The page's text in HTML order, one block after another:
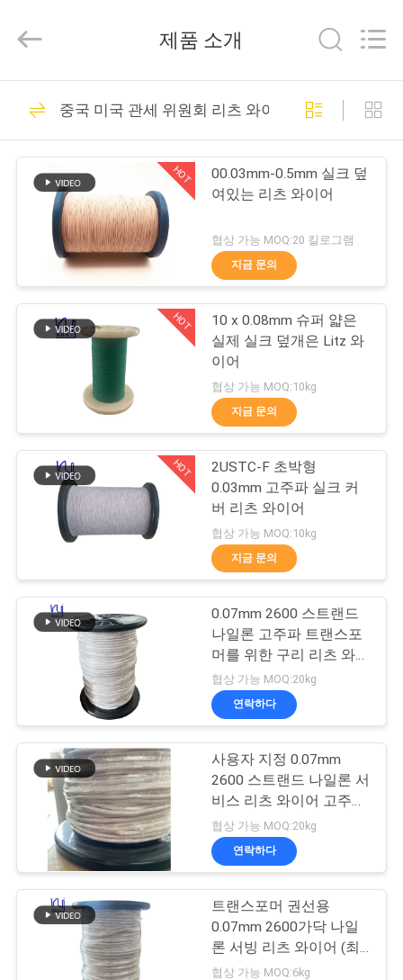
제
영
리
여
행
관
2026
Electric
Reserved.
에나멜 구리 와이어
230
직사각형 구리 와이
427
마그넷 와이어
194
초미세 에나멜 동선
미국 관세 위원회 리
츠 와이어
522
제품 소개
중국 미국 관세 위원회 리츠 와이어
HOT
00.03mm-0.5mm 실크 덮
여있는 리츠 와이어
협상 가능 MOQ:20 킬로그램
지금 문의
HOT
10 x 0.08mm 슈퍼 얇은
실제 실크 덮개은 Litz 와
이어
협상 가능 MOQ:10kg
지금 문의
HOT
2USTC-F 초박형
0.03mm 고주파 실크 커
버 리츠 와이어
협상 가능 MOQ:10kg
지금 문의
0.07mm 2600 스트랜드
나일론 고주파 트랜스포
머를 위한 구리 리츠 와이
어
협상 가능 MOQ:20kg
연락하다
사용자 지정 0.07mm
2600 스트랜드 나일론 서
비스 리츠 와이어 고주파
애플리케이션
협상 가능 MOQ:20kg
연락하다
트랜스포머 권선용
0.07mm 2600가닥 나일
론 서빙 리츠 와이어 (최
대 온도 180°C)
협상 가능 MOQ:6kg